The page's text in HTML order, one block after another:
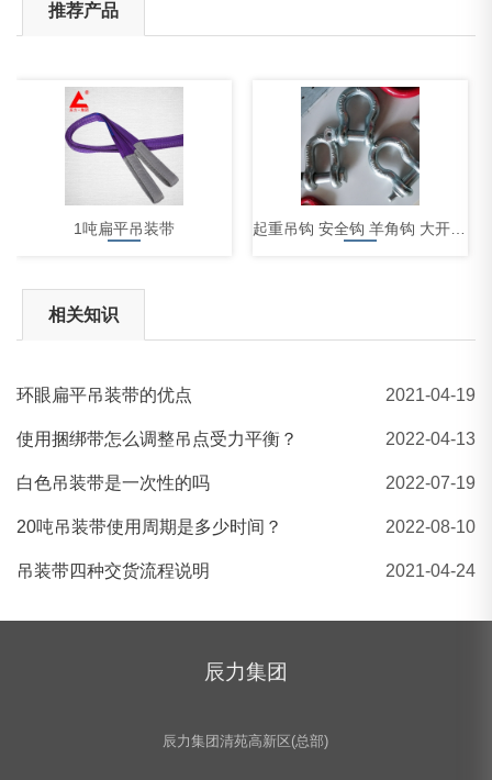
推荐产品
1吨扁平吊装带 起重吊钩 安全钩 羊角钩 大开口钩
FF01型拴紧器
相关知识
环眼扁平吊装带的优点 2021-04-19
使用捆绑带怎么调整吊点受力平衡？ 2022-04-13
白色吊装带是一次性的吗 2022-07-19
20吨吊装带使用周期是多少时间？ 2022-08-10
吊装带四种交货流程说明 2021-04-24
辰力集团
辰力集团清苑高新区(总部)